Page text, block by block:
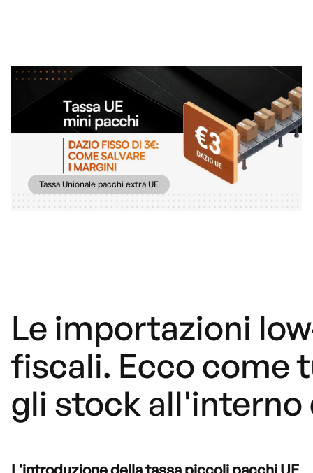
Tassa Unionale pacchi extra UE
Le importazioni
fiscali. Ecco come
gli stock all'interno